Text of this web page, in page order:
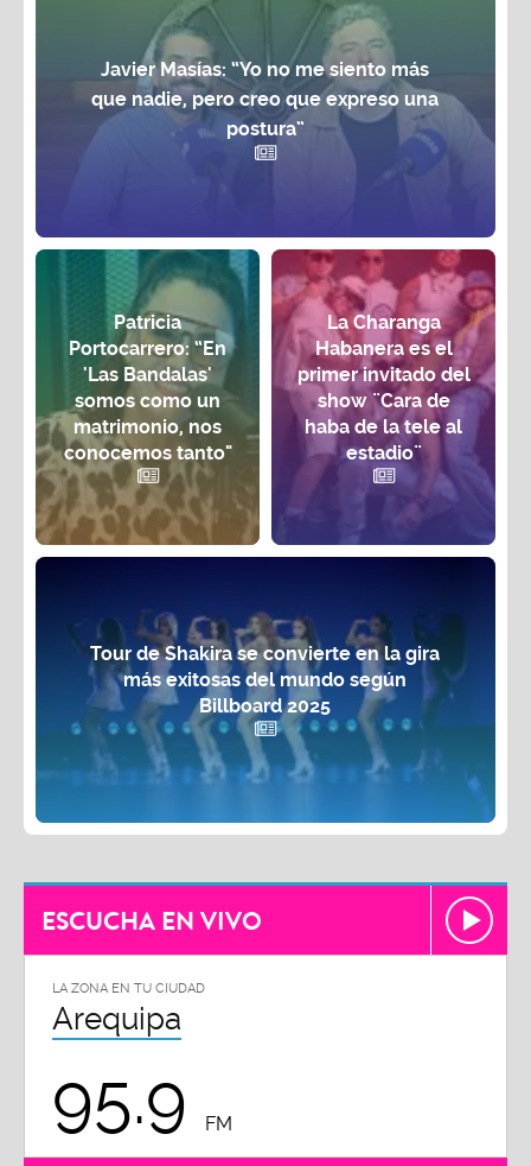
Javier Masías: “Yo no me siento más
que nadie, pero creo que expreso una
postura”
Patricia
Portocarrero: “En
'Las Bandalas'
somos como un
matrimonio, nos
conocemos tanto"
La Charanga
Habanera es el
primer invitado del
show ¨Cara de
haba de la tele al
estadio¨
Tour de Shakira se convierte en la gira
más exitosas del mundo según
Billboard 2025
ESCUCHA EN VIVO
LA ZONA EN TU CIUDAD
Arequipa
95.9 FM